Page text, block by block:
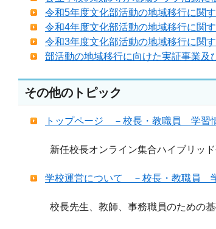
令和5年度文化部活動の地域移行に関
令和4年度文化部活動の地域移行に関
令和3年度文化部活動の地域移行に関
部活動の地域移行に向けた実証事業及
その他のトピック
トップページ －校長・教職員 学習
新任校長オンライン集合ハイブリッド
学校運営について －校長・教職員
校長先生、教師、事務職員のための基